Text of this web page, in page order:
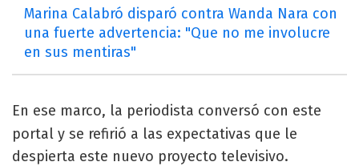
Marina Calabró disparó contra Wanda Nara con
una fuerte advertencia: "Que no me involucre
en sus mentiras"
En ese marco, la periodista conversó con este
portal y se refirió a las expectativas que le
despierta este nuevo proyecto televisivo.